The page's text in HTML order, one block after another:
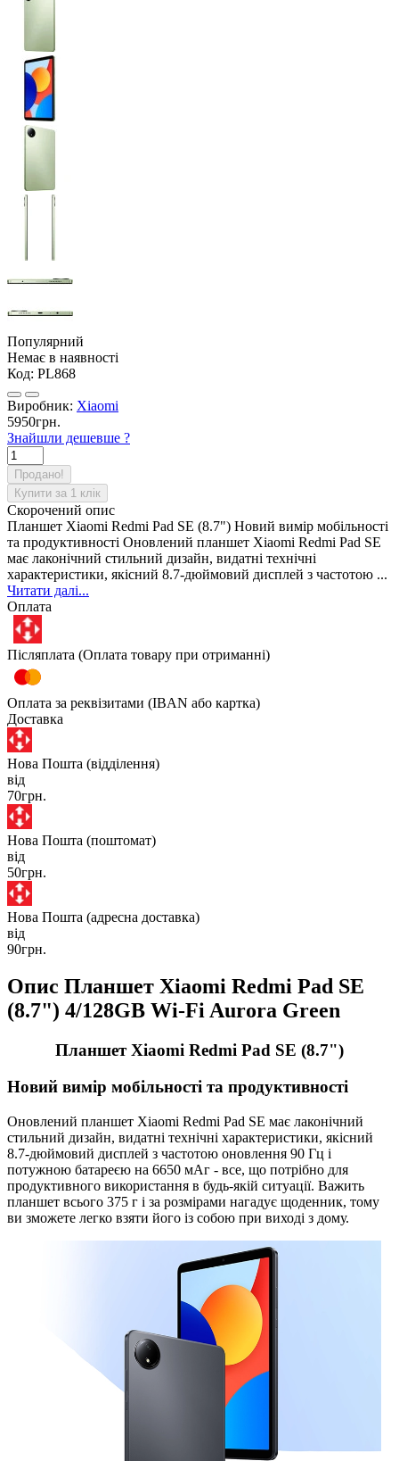
Популярний
Немає в наявності
Код: PL868
Виробник: Xiaomi
5950грн.
Знайшли дешевше ?
Продано!
Купити за 1 клiк
Скорочений опис
Планшет Xiaomi Redmi Pad SE (8.7") Новий вимір мобільності
та продуктивності Оновлений планшет Xiaomi Redmi Pad SE
має лаконічний стильний дизайн, видатні технічні
характеристики, якісний 8.7-дюймовий дисплей з частотою ...
Читати далі...
Оплата
Післяплата (Оплата товару при отриманні)
Оплата за реквізитами (IBAN або картка)
Доставка
Нова Пошта (відділення)
від
70грн.
Нова Пошта (поштомат)
від
50грн.
Нова Пошта (адресна доставка)
від
90грн.
Опис Планшет Xiaomi Redmi Pad SE
(8.7") 4/128GB Wi-Fi Aurora Green
Планшет Xiaomi Redmi Pad SE (8.7")
Новий вимір мобільності та продуктивності
Оновлений планшет Xiaomi Redmi Pad SE має лаконічний
стильний дизайн, видатні технічні характеристики, якісний
8.7-дюймовий дисплей з частотою оновлення 90 Гц і
потужною батареєю на 6650 мАг - все, що потрібно для
продуктивного використання в будь-якій ситуації. Важить
планшет всього 375 г і за розмірами нагадує щоденник, тому
ви зможете легко взяти його із собою при виході з дому.